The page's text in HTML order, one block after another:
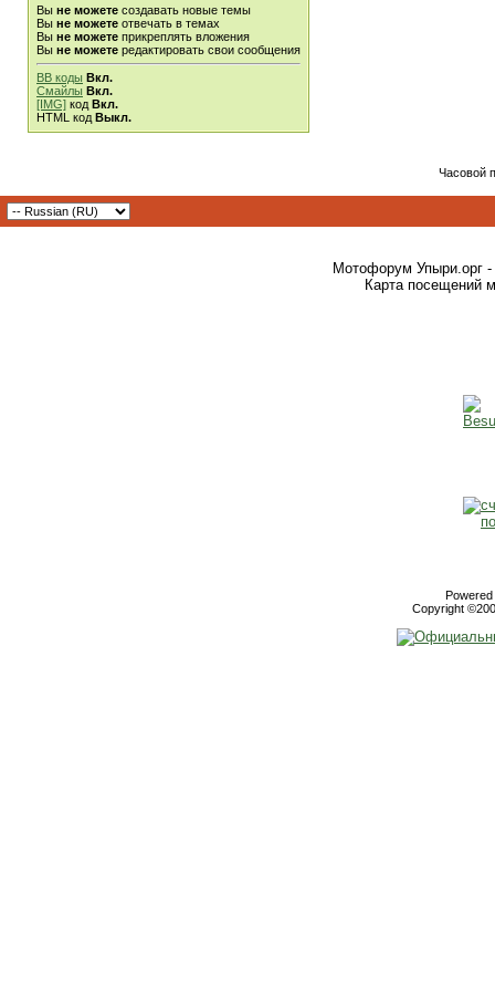
Вы не можете создавать новые темы
Вы не можете отвечать в темах
Вы не можете прикреплять вложения
Вы не можете редактировать свои сообщения
BB коды Вкл.
Смайлы Вкл.
[IMG] код Вкл.
HTML код Выкл.
Часовой
Мотофорум Упыри.орг -
Карта посещений
Copyright